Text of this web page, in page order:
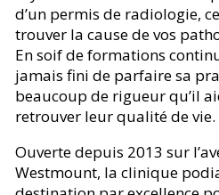
d’un permis de radiologie,
trouver la cause de vos
En soif de formations
jamais fini de parfaire sa
beaucoup de rigueur qu’il
retrouver leur qualité de vie.
Ouverte depuis 2013 sur
Westmount, la clinique